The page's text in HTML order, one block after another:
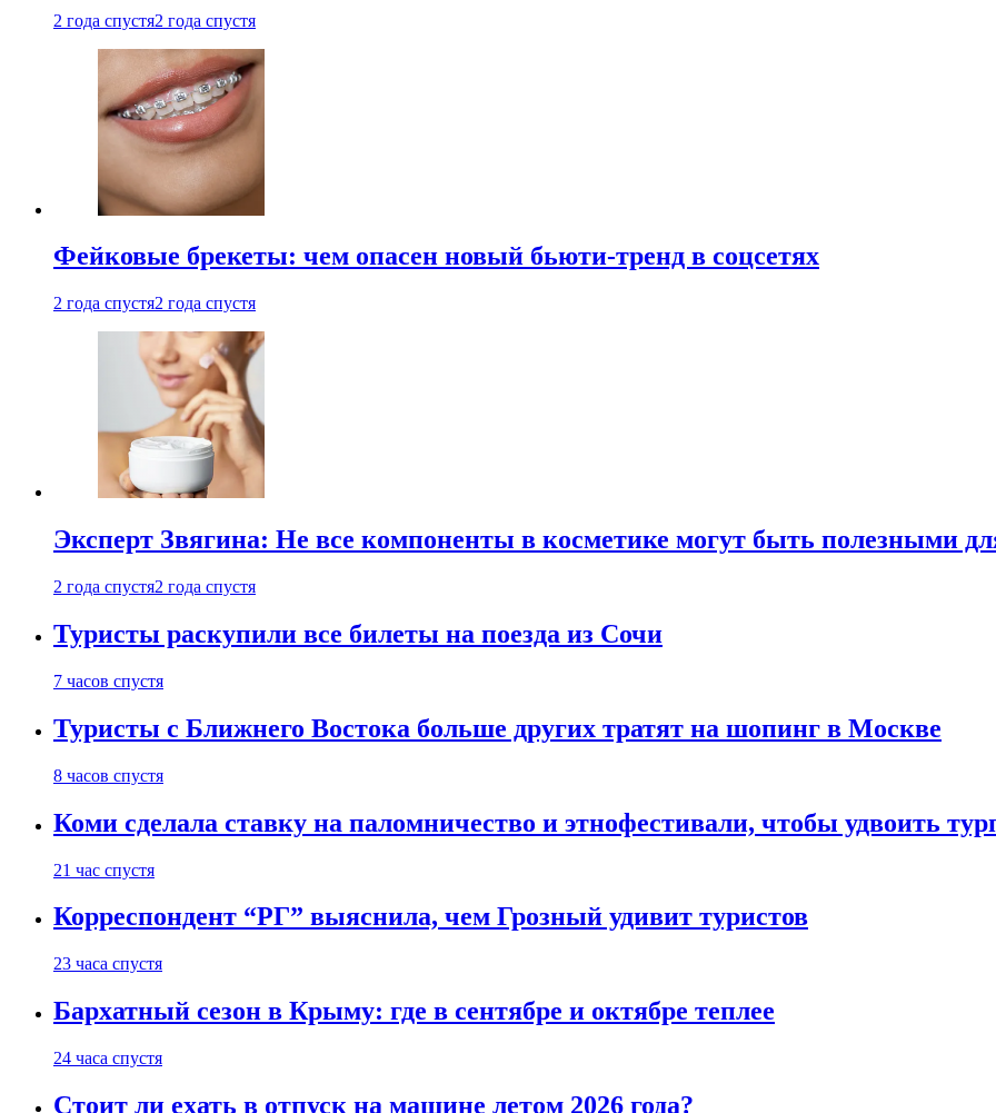
2 года спустя2 года спустя
Фейковые брекеты: чем опасен новый бьюти-тренд в соцсетях
2 года спустя2 года спустя
Эксперт Звягина: Не все компоненты в косметике могут быть полезными
2 года спустя2 года спустя
Туристы раскупили все билеты на поезда из Сочи
7 часов спустя
Туристы с Ближнего Востока больше других тратят на шопинг в Москве
8 часов спустя
Коми сделала ставку на паломничество и этнофестивали, чтобы удвоить
21 час спустя
Корреспондент “РГ” выяснила, чем Грозный удивит туристов
23 часа спустя
Бархатный сезон в Крыму: где в сентябре и октябре теплее
24 часа спустя
Стоит ли ехать в отпуск на машине летом 2026 года?